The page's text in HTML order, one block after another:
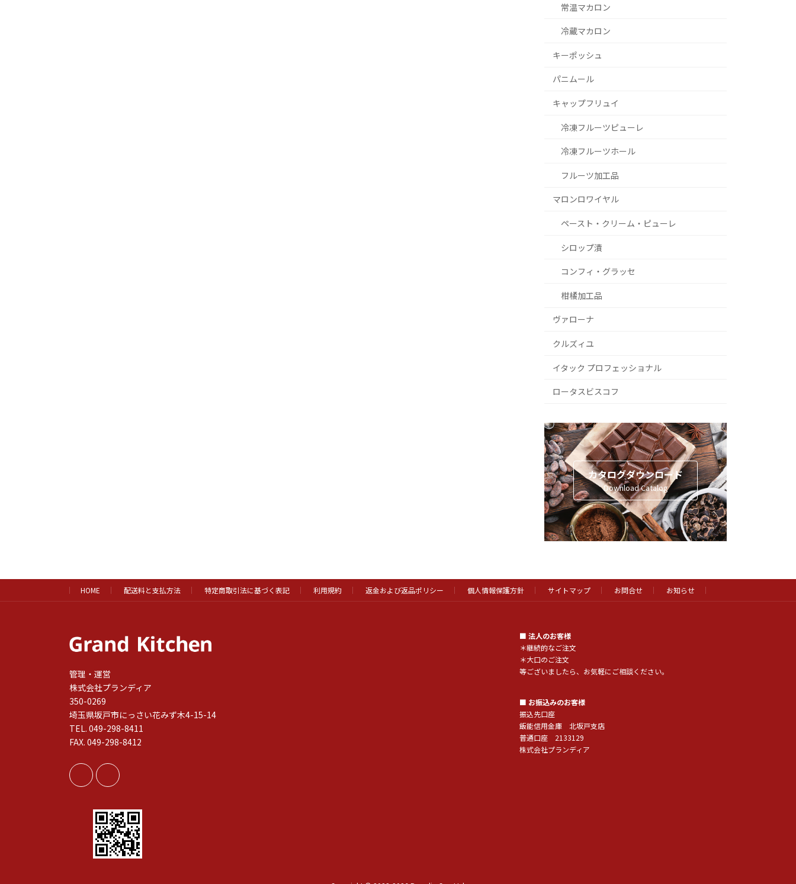
常温マカロン
冷蔵マカロン
キーポッシュ
パニムール
キャップフリュイ
冷凍フルーツピューレ
冷凍フルーツホール
フルーツ加工品
マロンロワイヤル
ペースト・クリーム・ピューレ
シロップ漬
コンフィ・グラッセ
柑橘加工品
ヴァローナ
クルズィユ
イタック プロフェッショナル
ロータスビスコフ
カタログダウンロード
Download Catalog
HOME 配送料と支払方法 特定商取引法に基づく表記 利用規約 返金および返品ポリシー 個人情報保護方針 サイトマップ お問合せ お知らせ
管理・運営
株式会社プランディア
350-0269
埼玉県坂戸市にっさい花みず木4-15-14
TEL. 049-298-8411
FAX. 049-298-8412
■ 法人のお客様
＊継続的なご注文
＊大口のご注文
等ございましたら、お気軽にご相談ください。
■ お振込みのお客様
振込先口座
飯能信用金庫 北坂戸支店
普通口座 2133129
株式会社プランディア